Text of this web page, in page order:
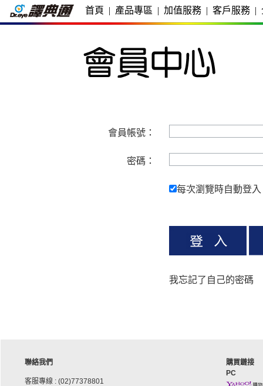
首頁 | 產品專區 | 加值服務 | 客戶服務 |
會員帳號：
密碼：
每次瀏覽時自動登入
我忘記了自己的密碼
聯絡我們
客服專線 : (02)77378801
購買鏈接
PC